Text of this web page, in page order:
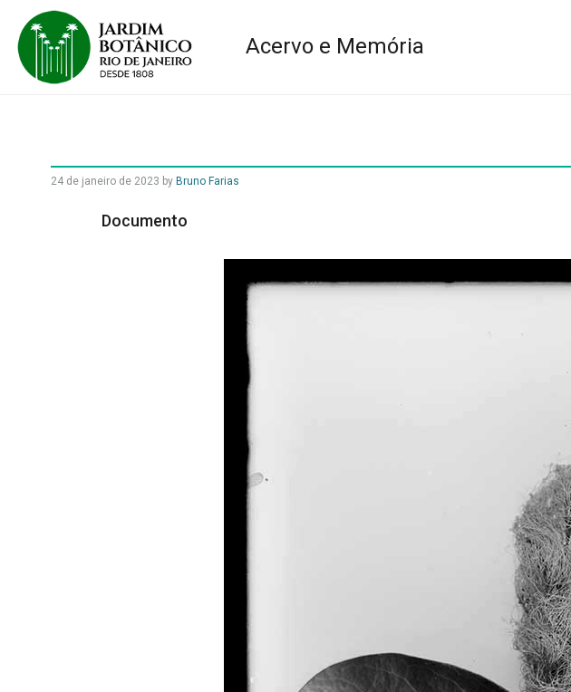
Acervo e Memória
24 de janeiro de 2023 by Bruno Farias
Documento